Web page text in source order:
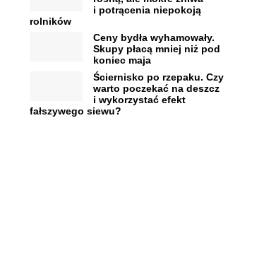
i potrącenia niepokoją
rolników
Ceny bydła wyhamowały.
Skupy płacą mniej niż pod
koniec maja
Ściernisko po rzepaku. Czy
warto poczekać na deszcz
i wykorzystać efekt
fałszywego siewu?